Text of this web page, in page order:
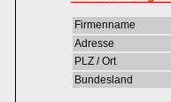
Firmenname
Adresse
PLZ / Ort
Bundesland